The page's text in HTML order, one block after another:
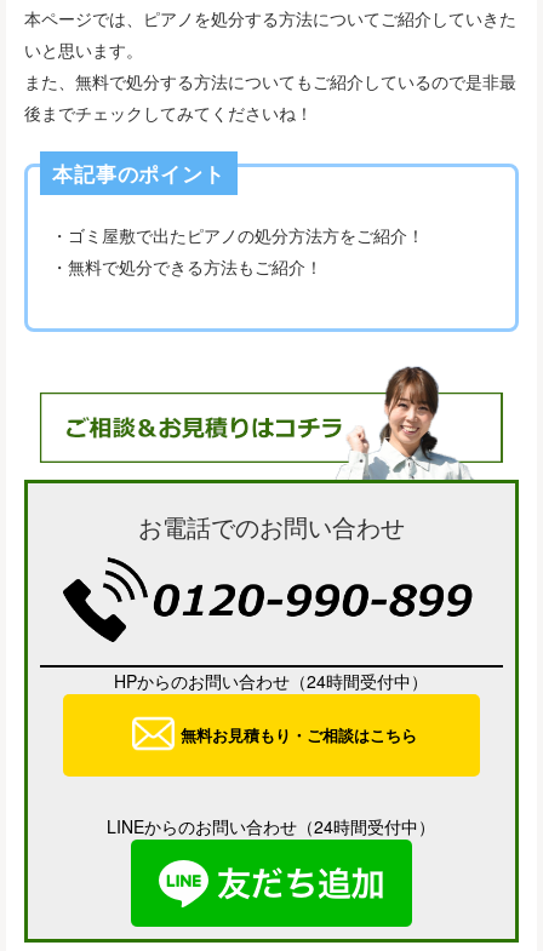
本ページでは、ピアノを処分する方法についてご紹介していきた
いと思います。
また、無料で処分する方法についてもご紹介しているので是非最
後までチェックしてみてくださいね！
本記事のポイント
・ゴミ屋敷で出たピアノの処分方法方をご紹介！
・無料で処分できる方法もご紹介！
お電話でのお問い合わせ
HPからのお問い合わせ（24時間受付中）
無料お見積もり・ご相談はこちら
LINEからのお問い合わせ（24時間受付中）